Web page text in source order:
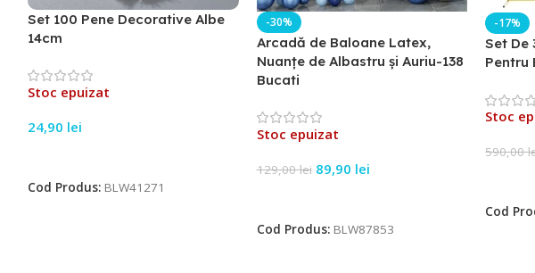
Set 100 Pene Decorative Albe
14cm
Stoc epuizat
24,90 lei
Cod Produs: BLW41271
-30%
Arcadă de Baloane Latex,
Nuanțe de Albastru și Auriu-138
Bucati
Stoc epuizat
129,00lei 89,90 lei
Cod Produs: BLW87853
-17%
Set De
Pentru
Stoc
590,00
Cod